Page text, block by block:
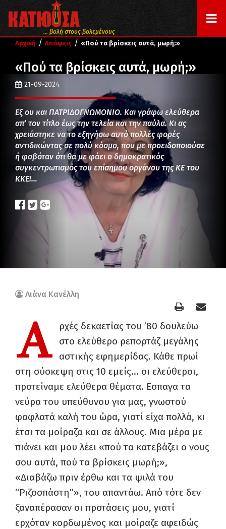
... βολή στους βολεμένους
Αρχική / Απόψεις / «Πού τα βρίσκεις αυτά, μωρή;»
«Πού τα βρίσκεις αυτά, μωρή;»
21-09-2024
Εξ ου και ΠΑΤΡΙΔΟΓΝΩΜΟΝΙΟ. Και γράφω ελεύθερα
απ’ τον τίτλο έως την τελεία και την παύλα. Κι ας
χρειάστηκε να το εξηγήσω αυτό πολλές φορές
αντιδικώντας σε πολύ κόσμο, που με προειδοποιούσε
ή φοβόταν ότι θα με φάει ο δημοκρατικός
συγκεντρωτισμός του επίσημου οργάνου της ΚΕ του
ΚΚΕ!…
Λιάνα Κανέλλη
Α
ρχές δεκαετίας του ’80 δουλεύω
στο ελεύθερο ρεπορτάζ μεγάλης
αστικής εφημερίδας. Κάθε πρωί
στη σύσκεψη στις 10 εμείς… οι ελεύθεροι,
προτείναμε ελεύθερα θέματα. Εσπαγα τα
νεύρα του υπεύθυνου για μας, γνωστού
φαφλατά καλή του ώρα, γιατί είχα πολλά, κι
έτσι τα μοίραζα και σε άλλους. Μια μέρα με
πιάνει και μου λέει «πού τα κατεβάζει ο νους
σου αυτά, πού τα βρίσκεις μωρή;»,
«Διαβάζω πριν έρθω και τα ψιλά του
“Ριζοσπάστη”», του απαντάω. Από τότε δεν
ξαναπέρασαν οι προτάσεις μου, γιατί
ερχόταν κορδωμένος και μοίραζε αφειδώς